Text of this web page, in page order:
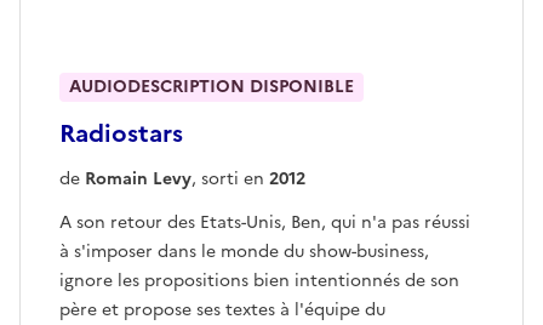
Radiostars
AUDIODESCRIPTION DISPONIBLE
de Romain Levy, sorti en 2012
A son retour des Etats-Unis, Ben, qui n'a pas réussi
à s'imposer dans le monde du show-business,
ignore les propositions bien intentionnés de son
père et propose ses textes à l'équipe du